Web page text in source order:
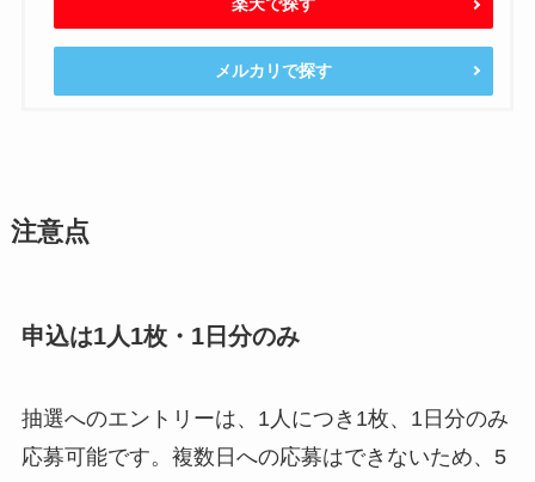
楽天で探す
メルカリで探す
注意点
申込は1人1枚・1日分のみ
抽選へのエントリーは、1人につき1枚、1日分のみ
応募可能です。複数日への応募はできないため、5